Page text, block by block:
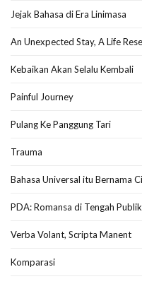
Jejak Bahasa di Era Linimasa
An Unexpected Stay, A Life
Kebaikan Akan Selalu Kembali
Painful Journey
Pulang Ke Panggung Tari
Trauma
Bahasa Universal itu Bernama
PDA: Romansa di Tengah Publik
Verba Volant, Scripta Manent
Komparasi